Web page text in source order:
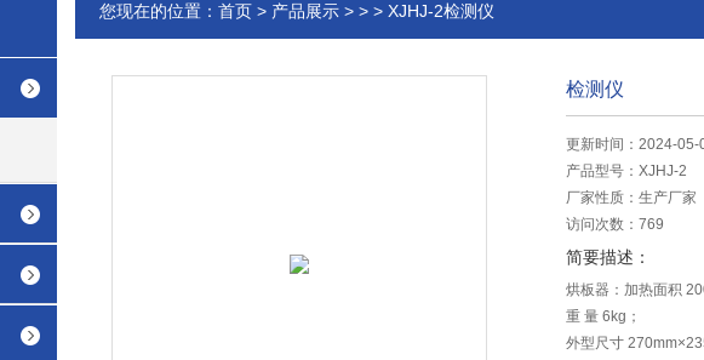
您现在的位置： 首页 > 产品展示 > > > XJHJ-2检测仪
检测仪
更新时间：2024-05-
产品型号： XJHJ-2
厂家性质： 生产厂家
访问次数： 769
简要描述：
烘板器：加热面积
重 量 6kg；
外型尺寸